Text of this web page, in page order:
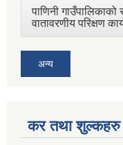
पाणिनी गाउँपालिकाको
वातावरणीय परिक्षण
अन्य
कर तथा शुल्कहरु